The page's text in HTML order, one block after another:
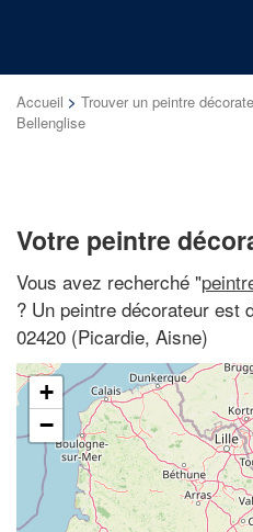
Accueil > Trouver un peintre
Bellenglise
Votre peintre
Vous avez recherché "
? Un peintre décorateur est
02420 (Picardie, Aisne)
+
−